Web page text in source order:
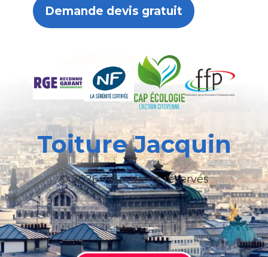
Demande devis gratuit
Toiture Jacquin
© 2026 Tous droits réservés